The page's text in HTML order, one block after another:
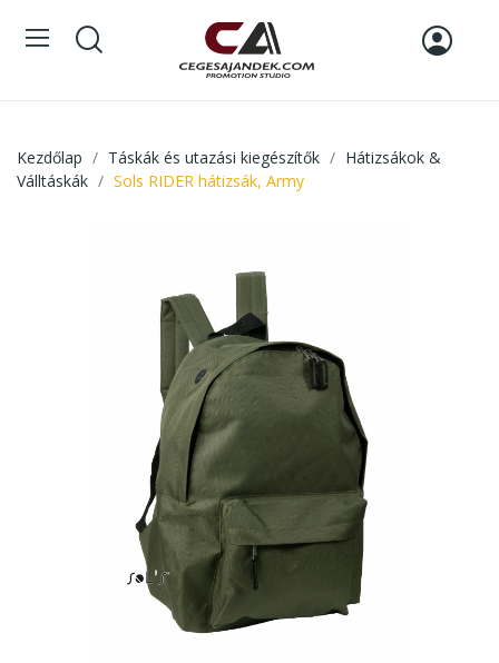
Kezdőlap Táskák és utazási kiegészítők
Hátizsákok &
Válltáskák
Sols RIDER hátizsák, Army